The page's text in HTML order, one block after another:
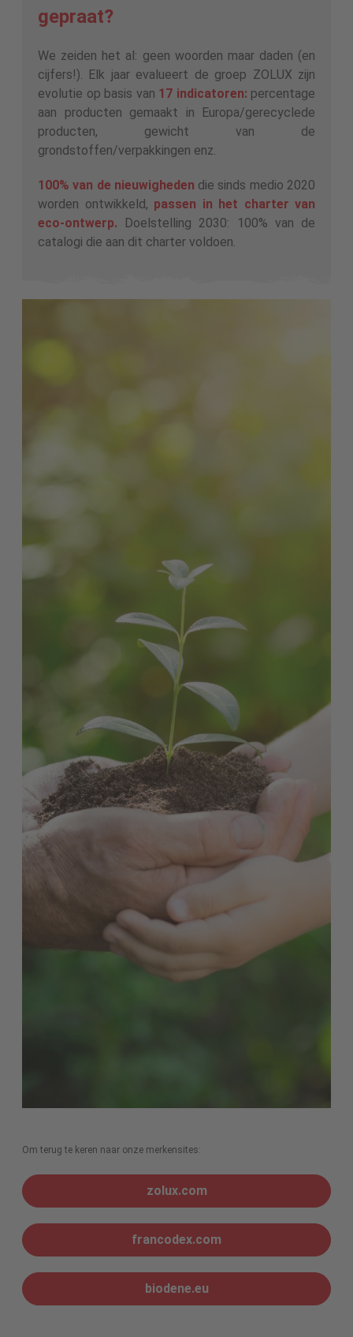
gepraat?
We zeiden het al: geen woorden maar daden (en
cijfers!). Elk jaar evalueert de groep ZOLUX zijn
evolutie op basis van 17 indicatoren: percentage
aan producten gemaakt in Europa/gerecyclede
producten, gewicht van de
grondstoffen/verpakkingen enz.
100% van de nieuwigheden die sinds medio 2020
worden ontwikkeld, passen in het charter van
eco-ontwerp. Doelstelling 2030: 100% van de
catalogi die aan dit charter voldoen.
Om terug te keren naar onze merkensites:
zolux.com
francodex.com
biodene.eu